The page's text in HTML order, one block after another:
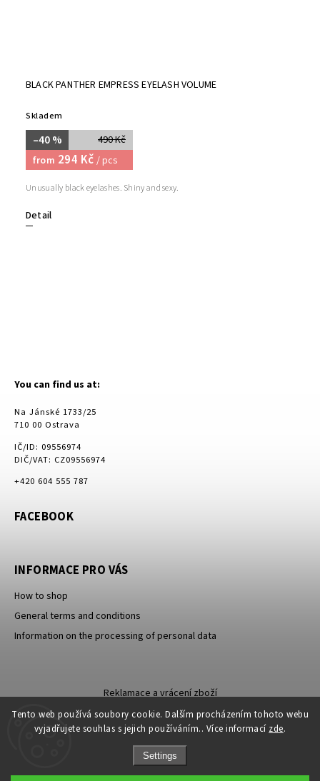
Tento web používá soubory cookie. Dalším procházením tohoto webu
vyjadřujete souhlas s jejich používáním.. Více informací zde.
Settings
BLACK PANTHER EMPRESS EYELASH VOLUME
Skladem
490 Kč
–40 %
from 294 Kč / pcs
Detail
Unusually black eyelashes. Shiny and sexy.
You can find us at:
Na Jánské 1733/25
710 00 Ostrava
IČ/ID: 09556974
DIČ/VAT: CZ09556974
+420 604 555 787
FACEBOOK
INFORMACE PRO VÁS
How to shop
General terms and conditions
Information on the processing of personal data
Reklamace a vrácení zboží
Sleva 100 Kč na